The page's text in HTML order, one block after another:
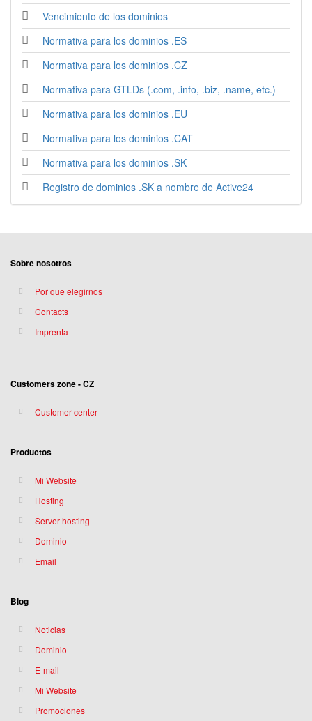
Vencimiento de los dominios
Normativa para los dominios .ES
Normativa para los dominios .CZ
Normativa para GTLDs (.com, .info, .biz, .name, etc.)
Normativa para los dominios .EU
Normativa para los dominios .CAT
Normativa para los dominios .SK
Registro de dominios .SK a nombre de Active24
Sobre nosotros
Por que elegirnos
Contacts
Imprenta
Customers zone - CZ
Customer center
Productos
Mi Website
Hosting
Server hosting
Dominio
Email
Blog
Noticias
Dominio
E-mail
Mi Website
Promociones